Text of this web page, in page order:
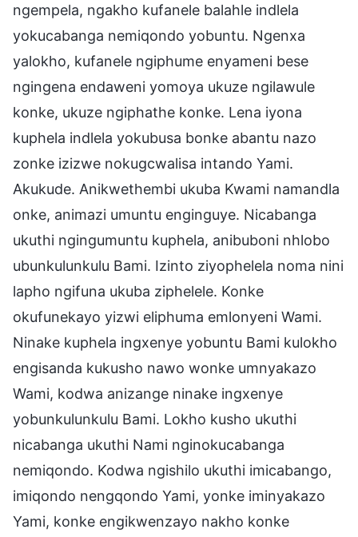
ngempela, ngakho kufanele balahle indlela
yokucabanga nemiqondo yobuntu. Ngenxa
yalokho, kufanele ngiphume enyameni bese
ngingena endaweni yomoya ukuze ngilawule
konke, ukuze ngiphathe konke. Lena iyona
kuphela indlela yokubusa bonke abantu nazo
zonke izizwe nokugcwalisa intando Yami.
Akukude. Anikwethembi ukuba Kwami namandla
onke, animazi umuntu enginguye. Nicabanga
ukuthi ngingumuntu kuphela, anibuboni nhlobo
ubunkulunkulu Bami. Izinto ziyophelela noma nini
lapho ngifuna ukuba ziphelele. Konke
okufunekayo yizwi eliphuma emlonyeni Wami.
Ninake kuphela ingxenye yobuntu Bami kulokho
engisanda kukusho nawo wonke umnyakazo
Wami, kodwa anizange ninake ingxenye
yobunkulunkulu Bami. Lokho kusho ukuthi
nicabanga ukuthi Nami nginokucabanga
nemiqondo. Kodwa ngishilo ukuthi imicabango,
imiqondo nengqondo Yami, yonke iminyakazo
Yami, konke engikwenzayo nakho konke